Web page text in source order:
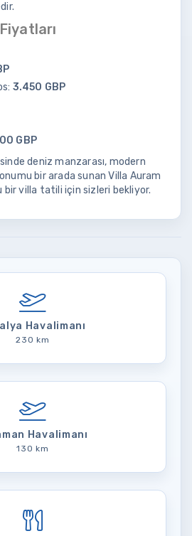
3.450 GBP
GBP
deniz manzarası, modern
bir arada sunan Villa Auram
bir villa tatili için sizleri bekliyor.
Havalimanı
230 km
Havalimanı
130 km